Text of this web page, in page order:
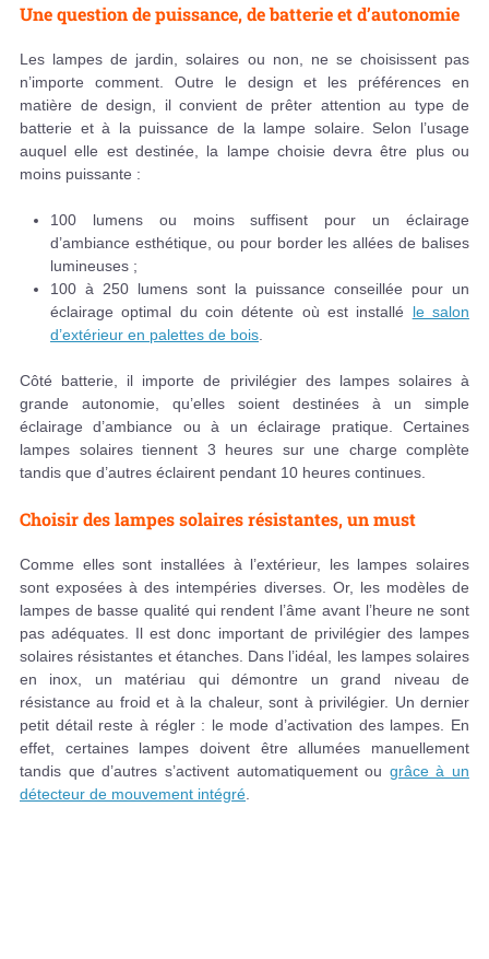
Une question de puissance, de batterie et d’autonomie
Les lampes de jardin, solaires ou non, ne se choisissent pas
n’importe comment. Outre le design et les préférences en
matière de design, il convient de prêter attention au type de
batterie et à la puissance de la lampe solaire. Selon l’usage
auquel elle est destinée, la lampe choisie devra être plus ou
moins puissante :
100 lumens ou moins suffisent pour un éclairage
d’ambiance esthétique, ou pour border les allées de balises
lumineuses ;
100 à 250 lumens sont la puissance conseillée pour un
éclairage optimal du coin détente où est installé le salon
d’extérieur en palettes de bois
Côté batterie, il importe de privilégier des lampes solaires à
grande autonomie, qu’elles soient destinées à un simple
éclairage d’ambiance ou à un éclairage pratique. Certaines
lampes solaires tiennent 3 heures sur une charge complète
tandis que d’autres éclairent pendant 10 heures continues.
Choisir des lampes solaires résistantes, un must
Comme elles sont installées à l’extérieur, les lampes solaires
sont exposées à des intempéries diverses. Or, les modèles de
lampes de basse qualité qui rendent l’âme avant l’heure ne sont
pas adéquates. Il est donc important de privilégier des lampes
solaires résistantes et étanches. Dans l’idéal, les lampes solaires
en inox, un matériau qui démontre un grand niveau de
résistance au froid et à la chaleur, sont à privilégier. Un dernier
petit détail reste à régler : le mode d’activation des lampes. En
effet, certaines lampes doivent être allumées manuellement
tandis que d’autres s’activent automatiquement ou grâce à un
détecteur de mouvement intégré